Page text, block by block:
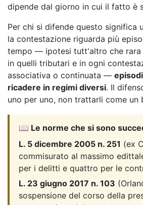
dipende dal giorno in cui il fatto è
Per chi si difende questo significa
la contestazione riguarda più
tempo — ipotesi tutt'altro che rara
in quelli tributari e in ogni
associativa o continuata —
ricadere in regimi diversi. Il
uno per uno, non trattarli come un
📖 Le norme che si sono
L. 5 dicembre 2005 n. 251 (ex
commisurato al massimo
per i delitti e quattro per le
L. 23 giugno 2017 n. 103
sospensione del corso della